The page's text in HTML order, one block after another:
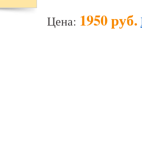
Цена: 1950 руб.